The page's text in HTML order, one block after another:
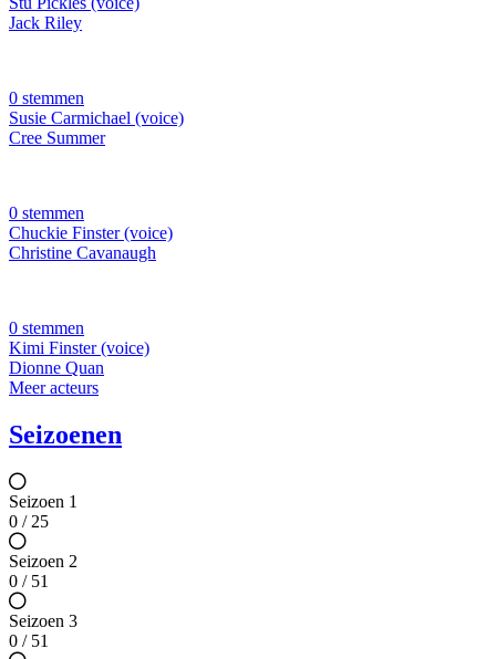
Jack Riley
0 stemmen
Susie Carmichael (voice)
Cree Summer
0 stemmen
Chuckie Finster (voice)
Christine Cavanaugh
0 stemmen
Kimi Finster (voice)
Dionne Quan
Meer acteurs
Seizoenen
Seizoen 1
0 / 25
Seizoen 2
0 / 51
Seizoen 3
0 / 51